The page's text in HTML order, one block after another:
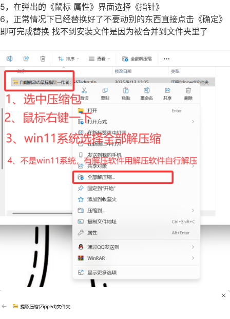
5，在弹出的《鼠标 属性》界面选择《指针》
6，正常情况下已经替换好了不要动别的东西直接点击《确定》
即可完成替换 找不到安装文件是因为被合并到文件夹里了